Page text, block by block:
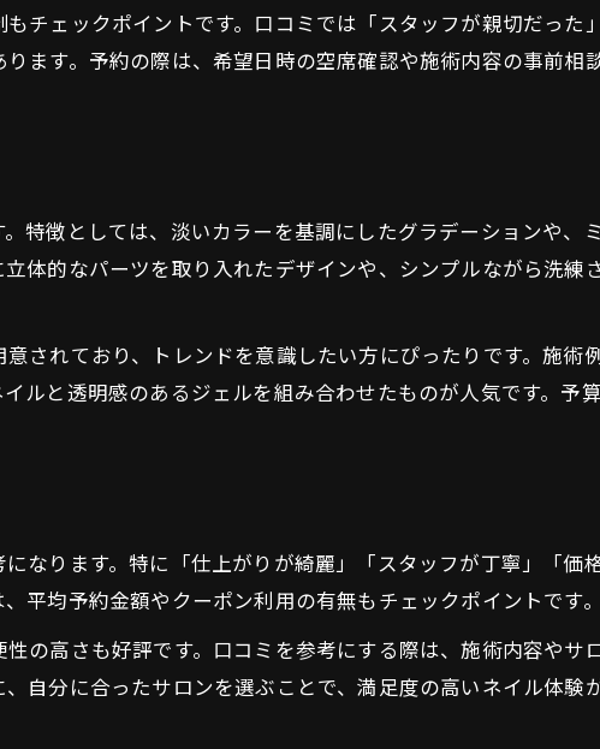
を活用したスムーズな来店体験
目のコスパネイル術
選ぶおすすめコスパネイル特集
ポン活用でコスパを最大化する方法
チェックポイントです。口コミでは「スタッフが親切だった
ます。予約の際は、希望日時の空席確認や施術内容の事前相
特徴としては、淡いカラーを基調にしたグラデーションや、
体的なパーツを取り入れたデザインや、シンプルながら洗練
されており、トレンドを意識したい方にぴったりです。施術
ルと透明感のあるジェルを組み合わせたものが人気です。予
なります。特に「仕上がりが綺麗」「スタッフが丁寧」「価
平均予約金額やクーポン利用の有無もチェックポイントです。
の高さも好評です。口コミを参考にする際は、施術内容やサ
自分に合ったサロンを選ぶことで、満足度の高いネイル体験